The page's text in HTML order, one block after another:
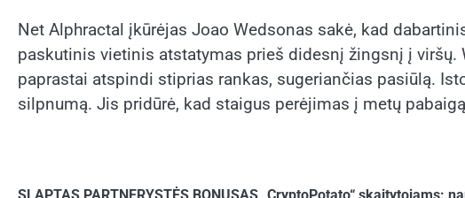
Net Alphractal įkūrėjas Joao Wedsonas sakė, kad
paskutinis vietinis atstatymas prieš didesnį žingsnį į
paprastai atspindi stiprias rankas, sugeriančias pasiūlą.
silpnumą. Jis pridūrė, kad staigus perėjimas į metų
SLAPTAS PARTNERYSTĖS BONUSAS „CryptoPotato“